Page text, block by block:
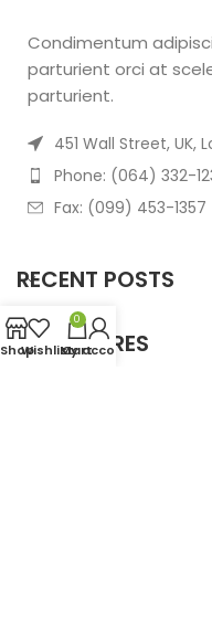
Condimentum
parturient orci at
parturient.
451 Wall Street, UK,
Phone: (064) 332-
Fax: (099) 453-1357
RECENT POSTS
OUR STORES
ShopWishlist
0
Cart
My account